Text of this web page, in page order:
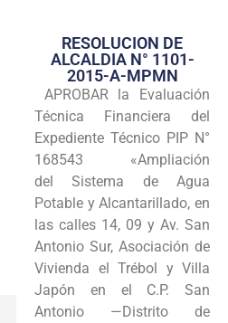
Transparencia
Seguridad
Programas
Intranet
RESOLUCION DE
ALCALDIA N° 1101-
2015-A-MPMN
APROBAR la Evaluación
Técnica Financiera del
Expediente Técnico PIP N°
168543 «Ampliación
del Sistema de Agua
Potable y Alcantarillado, en
las calles 14, 09 y Av. San
Antonio Sur, Asociación de
Vivienda el Trébol y Villa
Japón en el C.P. San
Antonio —Distrito de